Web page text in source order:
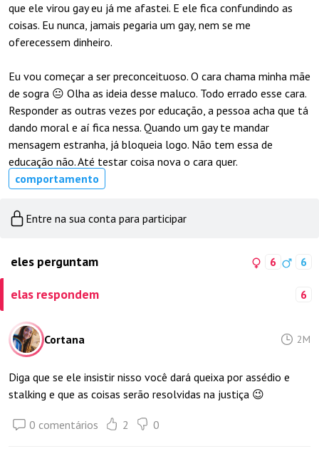
que ele virou gay eu já me afastei. E ele fica confundindo as
coisas. Eu nunca, jamais pegaria um gay, nem se me
oferecessem dinheiro. ㅤ
ㅤEu vou começar a ser preconceituoso. O cara chama minha mãe
de sogra 😐 Olha as ideia desse maluco. Todo errado esse cara.
Responder as outras vezes por educação, a pessoa acha que tá
dando moral e aí fica nessa. Quando um gay te mandar
mensagem estranha, já bloqueia logo. Não tem essa de
educação não. Até testar coisa nova o cara quer.
comportamento
Entre na sua conta para participar
eles perguntam 6 6
elas respondem 6
Cortana 2M
Diga que se ele insistir nisso você dará queixa por assédio e
stalking e que as coisas serão resolvidas na justiça 😉
0 comentários 2 0